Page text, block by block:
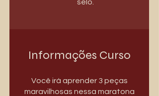
selo.
Informações Curso
Você irá aprender 3 peças
maravilhosas nessa maratona